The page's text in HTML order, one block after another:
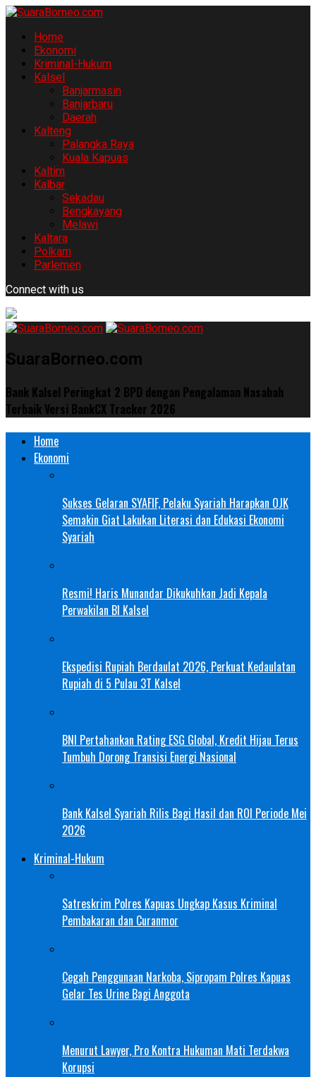
Home
Ekonomi
Kriminal-Hukum
Kalsel
Banjarmasin
Banjarbaru
Daerah
Kalteng
Palangka Raya
Kuala Kapuas
Kaltim
Kalbar
Sekadau
Bengkayang
Melawi
Kaltara
Polkam
Parlemen
Connect with us
SuaraBorneo.com
Bank Kalsel Peringkat 2 BPD dengan Pengalaman Nasabah
Terbaik Versi BankCX Tracker 2026
Home
Ekonomi
Sukses Gelaran SYAFIF, Pelaku Syariah Harapkan OJK
Semakin Giat Lakukan Literasi dan Edukasi Ekonomi
Syariah
Resmi! Haris Munandar Dikukuhkan Jadi Kepala
Perwakilan BI Kalsel
Ekspedisi Rupiah Berdaulat 2026, Perkuat Kedaulatan
Rupiah di 5 Pulau 3T Kalsel
BNI Pertahankan Rating ESG Global, Kredit Hijau Terus
Tumbuh Dorong Transisi Energi Nasional
Bank Kalsel Syariah Rilis Bagi Hasil dan ROI Periode Mei
2026
Kriminal-Hukum
Satreskrim Polres Kapuas Ungkap Kasus Kriminal
Pembakaran dan Curanmor
Cegah Penggunaan Narkoba, Sipropam Polres Kapuas
Gelar Tes Urine Bagi Anggota
Menurut Lawyer, Pro Kontra Hukuman Mati Terdakwa
Korupsi